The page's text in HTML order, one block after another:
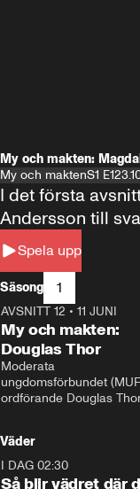
My och makten:
My och maktenS1 E1
Spela upp
I det första
Andersson till
Säsong 1
AVSNITT 12 • 11 JUNI
My och makten:
Douglas Thor
Moderata
ungdomsförbundet
ordförande Douglas
tonårsutvisningarna och
Moderaterna ska locka
väljare till valet i höst.
Väder
I DAG 02:30
Så blir vädret där